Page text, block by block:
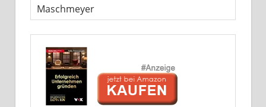
Maschmeyer